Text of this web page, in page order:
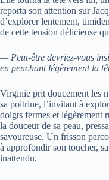
reporta son attention sur
d’explorer lentement,
de cette tension délicieuse
— Peut-être devriez-vous
en penchant légèrement la
Virginie prit doucement les
sa poitrine, l’invitant à
doigts fermes et légèrement
la douceur de sa peau,
savoureuse. Un frisson
à approfondir son toucher,
inattendu.